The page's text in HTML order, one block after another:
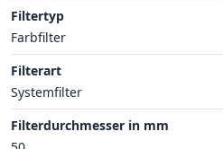
Filtertyp
Farbfilter
Filterart
Systemfilter
Filterdurchmesser in mm